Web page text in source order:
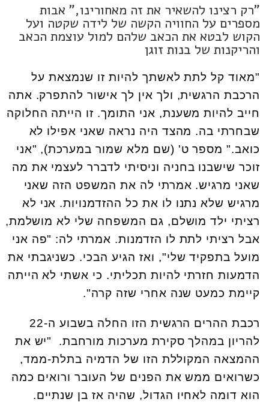
"רק רצינו להשאיר את זה מאחורינו," אבות
מספרים על החוויה הקשה של לידה שקטה ועל
הקוש לבטא את הכאב שלהם למול עוצמת הכאב
והריקנות של בנות זוגן
"מאוד קל לתת לאשתך להיות זו שנמצאת על
הרכבת הרגשית, ולך אין לך אישור להתפרק. אתה
חייב להיות משענת, אני התומך. זו הייתה החלוקה
שבחרתי בה. מהצד היה נראה שאני אפילו לא
כואב." מספר ט' (שם מלא שמור במערכת), "אני
זוכר שישבנו בחניה וניסיתי לדברר לעצמי את מה
שאני מרגיש. אמרתי לה את המשפט הזה שאני
מרגיש שלא נתנו לו את כל ההזדמנויות. אני לא
רציתי ילד מושלם, גם המשפחה שלי לא מושלמת,
אבל רציתי לתת לו הזדמנות. אמרתי לה: "פה אני
מועל בתפקיד שלי", ואז הגיע הבכי. כשניגבתי את
הדמעות חזרתי להיות תכליתי. כי אשתי לא הייתה
קיימת כמעט שנה אחרי שזה קרה".
רכבת ההרים הרגשית הזו החלה בשבוע ה-22
להריון במהלך סקירת מערכות מורחבת. "יש את
ההמצאה המקוללת הזו של הדמיה בתלת-ממד,
כשרואים ממש את הפנים של העובר ורואים כמה
הוא דומה לאחיו הגדול, שהיה אז בן שנתיים.